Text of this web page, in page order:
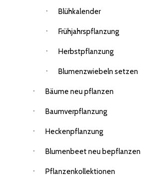
Blühkalender
Frühjahrspflanzung
Herbstpflanzung
Blumenzwiebeln setzen
Bäume neu pflanzen
Baumverpflanzung
Heckenpflanzung
Blumenbeet neu bepflanzen
Pflanzenkollektionen